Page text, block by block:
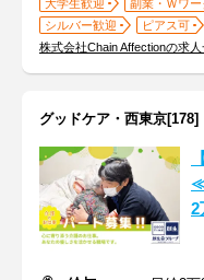
大学生歓迎 副業・Ｗワー
シルバー歓迎
ピアス可
株式会社Chain Affectionの求
グッドケア・西東京[178]
≪
2